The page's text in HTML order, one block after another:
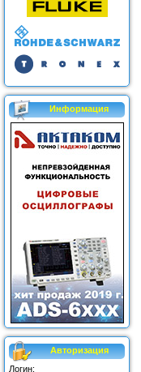
Информация
Авторизация
Логин: